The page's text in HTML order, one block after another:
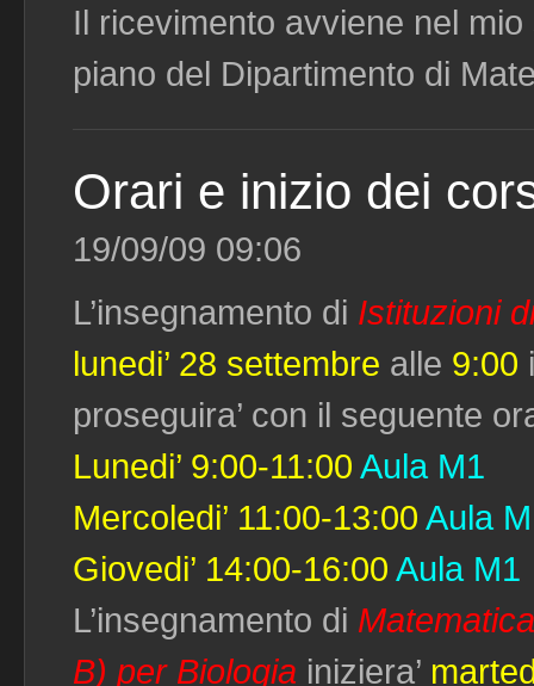
Il ricevimento avviene nel
piano del Dipartimento di
Orari e inizio dei
19/09/09 09:06
L’insegnamento di Istituzioni
lunedi’ 28 settembre alle 9:00
proseguira’ con il seguente
Lunedi’ 9:00-11:00 Aula M1
Mercoledi’ 11:00-13:00 Aula
Giovedi’ 14:00-16:00 Aula M1
L’insegnamento di
B) per Biologia iniziera’